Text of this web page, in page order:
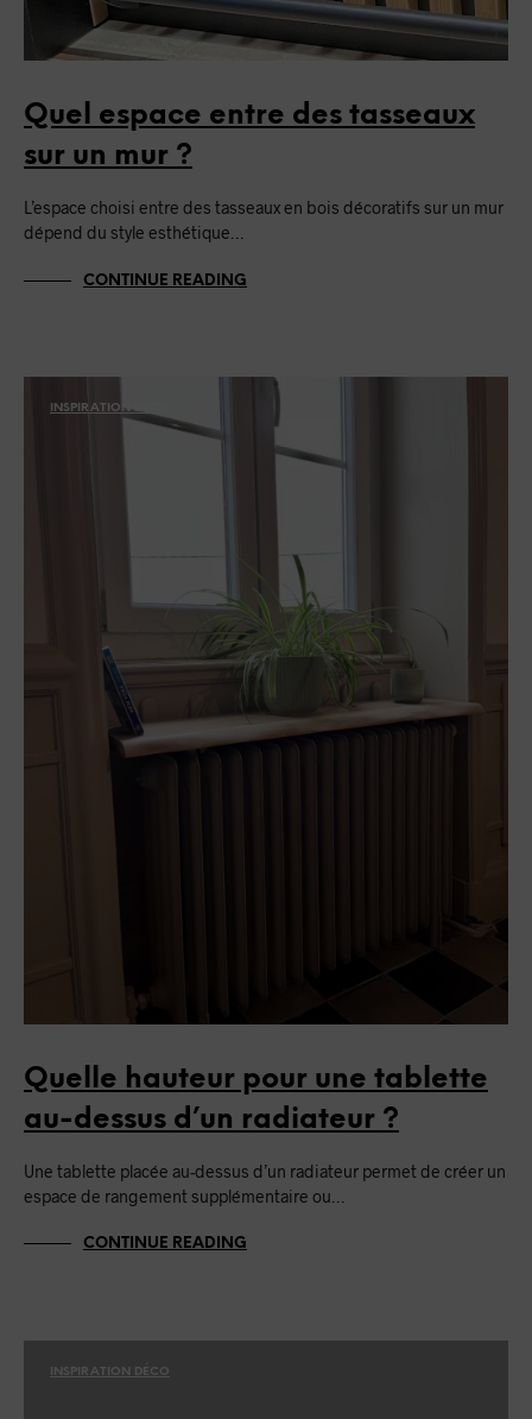
Quel espace entre des tasseaux
sur un mur ?
L’espace choisi entre des tasseaux en bois décoratifs sur un mur
dépend du style esthétique…
CONTINUE READING
INSPIRATION DÉCO
Quelle hauteur pour une tablette
au-dessus d’un radiateur ?
Une tablette placée au-dessus d’un radiateur permet de créer un
espace de rangement supplémentaire ou…
CONTINUE READING
INSPIRATION DÉCO